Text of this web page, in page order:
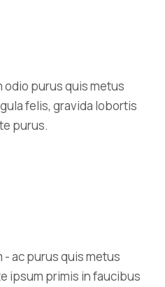
purus quis metus
felis, gravida lobortis
purus.
ac purus quis metus
ipsum primis in faucibus